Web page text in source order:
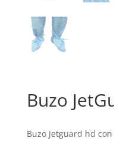
Buzo
Buzo Jetguard hd